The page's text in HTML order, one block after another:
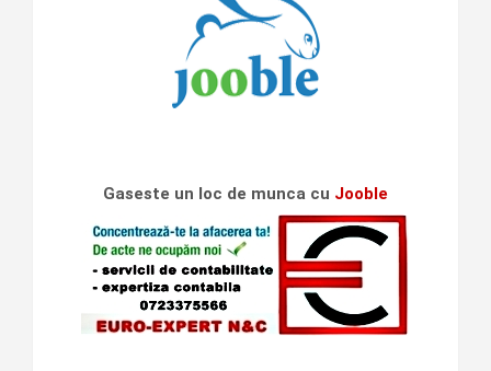
Gaseste un loc de munca cu Jooble